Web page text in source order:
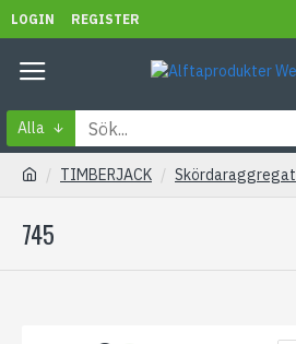
LOGIN REGISTER
Alla
TIMBERJACK Skördaraggregat
745